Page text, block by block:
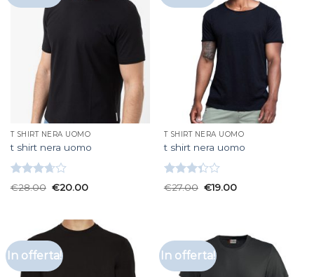
T SHIRT NERA UOMO
t shirt nera uomo
Valutato
€28.00 €20.00
T SHIRT NERA UOMO
t shirt nera uomo
Valutato
€27.00 €19.00
In offerta! In offerta!